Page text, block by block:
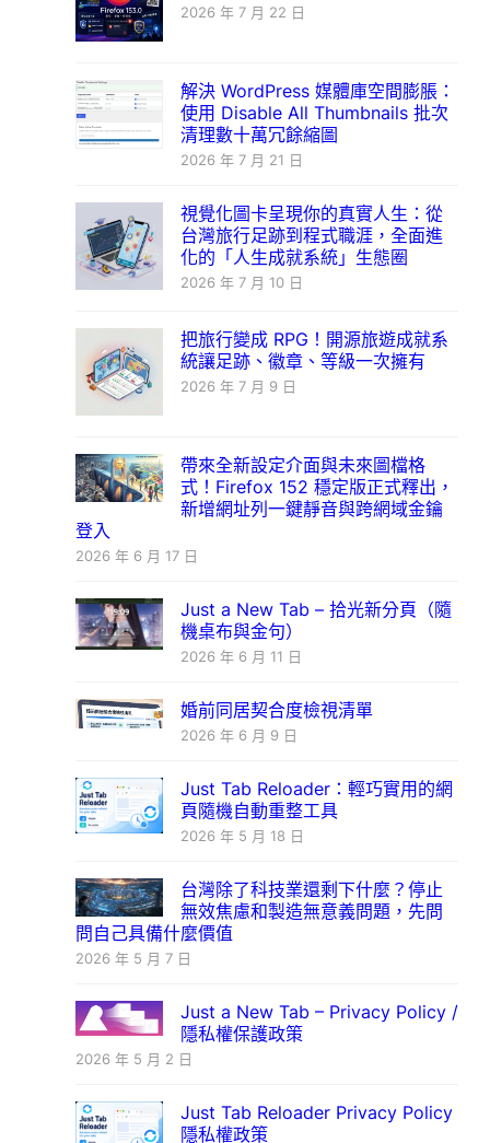
2026 年 7 月 22 日
解決 WordPress 媒體庫空間膨脹：
使用 Disable All Thumbnails 批次
清理數十萬冗餘縮圖
2026 年 7 月 21 日
視覺化圖卡呈現你的真實人生：從
台灣旅行足跡到程式職涯，全面進
化的「人生成就系統」生態圈
2026 年 7 月 10 日
把旅行變成 RPG！開源旅遊成就系
統讓足跡、徽章、等級一次擁有
2026 年 7 月 9 日
帶來全新設定介面與未來圖檔格
式！Firefox 152 穩定版正式釋出，
新增網址列一鍵靜音與跨網域金鑰
登入
2026 年 6 月 17 日
Just a New Tab – 拾光新分頁（隨
機桌布與金句）
2026 年 6 月 11 日
婚前同居契合度檢視清單
2026 年 6 月 9 日
Just Tab Reloader：輕巧實用的網
頁隨機自動重整工具
2026 年 5 月 18 日
台灣除了科技業還剩下什麼？停止
無效焦慮和製造無意義問題，先問
問自己具備什麼價值
2026 年 5 月 7 日
Just a New Tab – Privacy Policy /
隱私權保護政策
2026 年 5 月 2 日
Just Tab Reloader Privacy Policy
隱私權政策